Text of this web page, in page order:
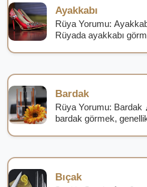
Ayakkabı
Rüya Yorumu:
Rüyada ayakkabı
Bardak
Rüya Yorumu: Bardak
bardak görmek,
Bıçak